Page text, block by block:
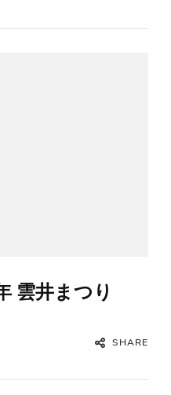
雲井まつり
SHARE